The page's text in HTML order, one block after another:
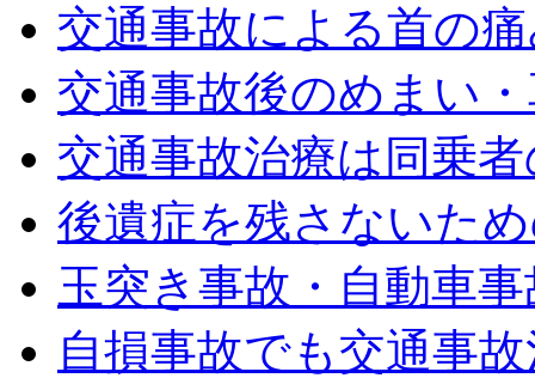
交通事故による首の
交通事故後のめまい
交通事故治療は同乗
後遺症を残さないた
玉突き事故・自動車事
自損事故でも交通事